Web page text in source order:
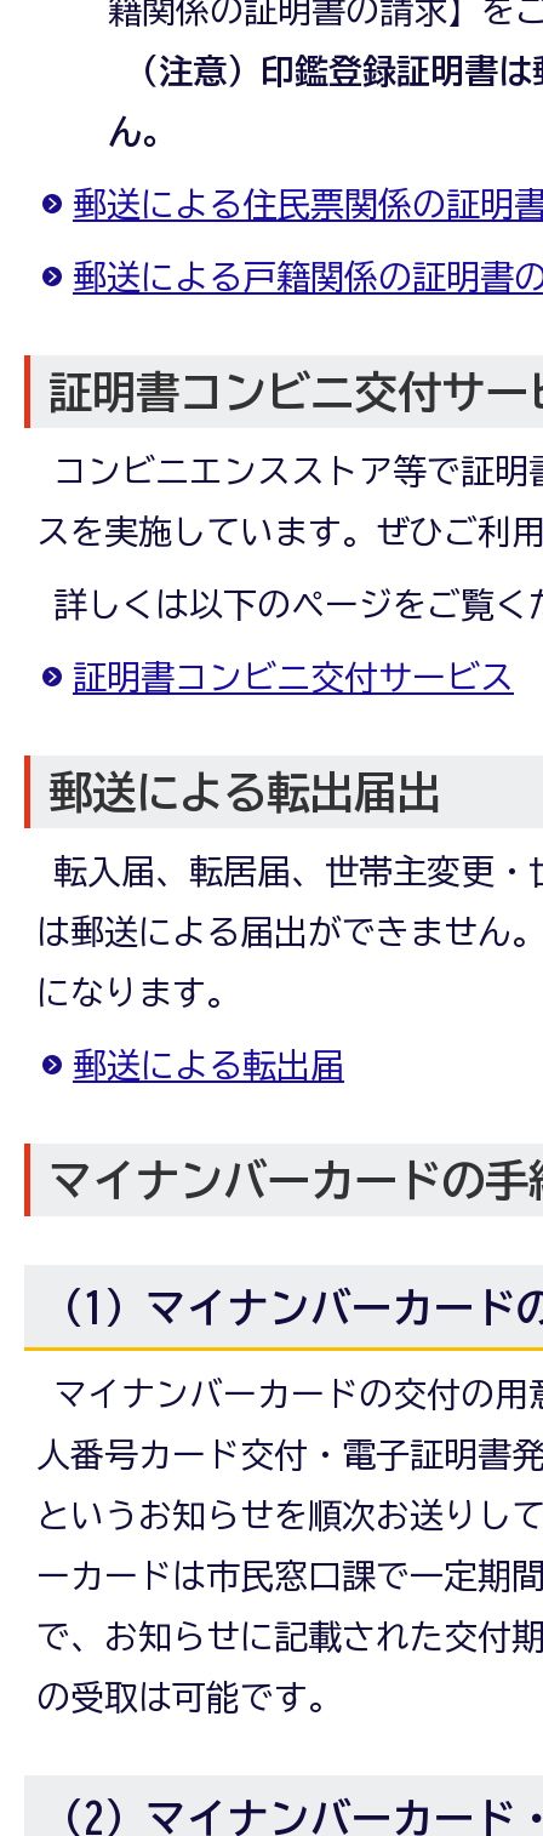
籍関係の証明書の請求】を
（注意）印鑑登録証明書
ん。
郵送による住民票関係の証明
郵送による戸籍関係の証明書
証明書コンビニ交付サー
コンビニエンスストア等で証明
スを実施しています。ぜひご利
詳しくは以下のページをご覧く
証明書コンビニ交付サービス
郵送による転出届出
転入届、転居届、世帯主変更・
は郵送による届出ができません
になります。
郵送による転出届
マイナンバーカードの
（1）マイナンバーカード
マイナンバーカードの交付の用
人番号カード交付・電子証明書
というお知らせを順次お送りし
ーカードは市民窓口課で一定期
で、お知らせに記載された交付
の受取は可能です。
（2）マイナンバーカード